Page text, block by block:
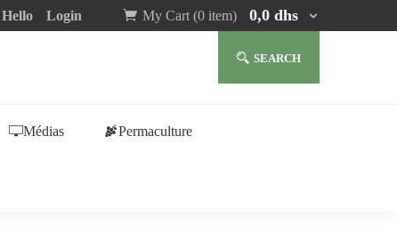
Hello Login My Cart (0 item) 0,0 dhs
SEARCH
Médias Permaculture